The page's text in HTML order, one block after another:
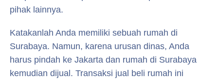
pihak lainnya.
Katakanlah Anda memiliki sebuah rumah di
Surabaya. Namun, karena urusan dinas, Anda
harus pindah ke Jakarta dan rumah di Surabaya
kemudian dijual. Transaksi jual beli rumah ini